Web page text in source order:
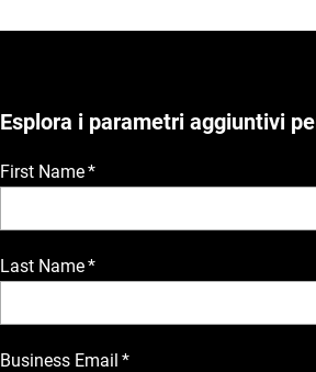
Esplora i parametri aggiuntivi
First Name*
Last Name*
Business Email *